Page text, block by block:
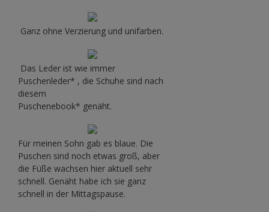
Ganz ohne Verzierung und unifarben.
Das Leder ist wie immer
Puschenleder* , die Schuhe sind nach
diesem
Puschenebook* genäht.
Für meinen Sohn gab es blaue. Die
Puschen sind noch etwas groß, aber
die Füße wachsen hier aktuell sehr
schnell. Genäht habe ich sie ganz
schnell in der Mittagspause.